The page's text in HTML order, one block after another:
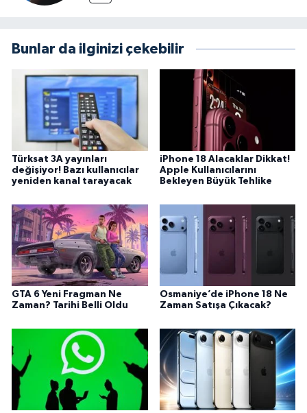
Bunlar da ilginizi çekebilir
Türksat 3A yayınları
değişiyor! Bazı kullanıcılar
yeniden kanal tarayacak
iPhone 18 Alacaklar Dikkat!
Apple Kullanıcılarını
Bekleyen Büyük Tehlike
GTA 6 Yeni Fragman Ne
Zaman? Tarihi Belli Oldu
Osmaniye’de iPhone 18 Ne
Zaman Satışa Çıkacak?